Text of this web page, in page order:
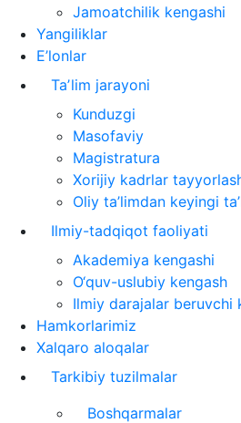
Jamoatchilik kengashi
Yangiliklar
E’lonlar
Taʼlim jarayoni
Kunduzgi
Masofaviy
Magistratura
Xorijiy kadrlar
Oliy ta’limdan keyingi
Ilmiy-tadqiqot faoliyati
Akademiya kengashi
O‘quv-uslubiy kengash
Ilmiy darajalar beruvchi
Hamkorlarimiz
Xalqaro aloqalar
Tarkibiy tuzilmalar
Boshqarmalar